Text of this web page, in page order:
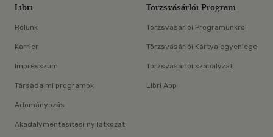
Libri
Rólunk
Karrier
Impresszum
Társadalmi programok
Adományozás
Akadálymentesítési nyilatkozat
Törzsvásárlói Program
Törzsvásárlói Programunkról
Törzsvásárlói Kártya egyenlege
Törzsvásárlói szabályzat
Libri App